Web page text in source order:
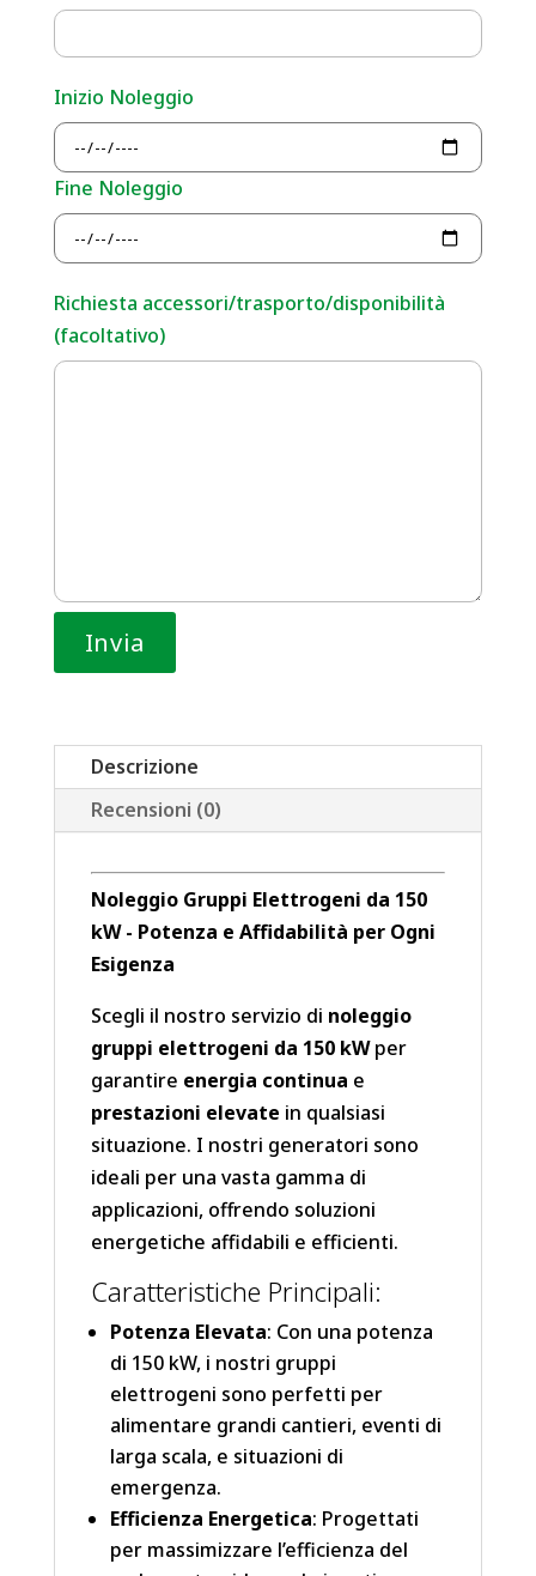
Inizio Noleggio
Fine Noleggio
Richiesta accessori/trasporto/disponibilità
(facoltativo)
Descrizione
Recensioni (0)
Noleggio Gruppi Elettrogeni da 150
kW - Potenza e Affidabilità per Ogni
Esigenza
Scegli il nostro servizio di noleggio
gruppi elettrogeni da 150 kWper
garantire energia continua e
prestazioni elevate in qualsiasi
situazione. I nostri generatori sono
ideali per una vasta gamma di
applicazioni, offrendo soluzioni
energetiche affidabili e efficienti.
Caratteristiche Principali:
Potenza Elevata: Con una potenza
di 150 kW, i nostri gruppi
elettrogeni sono perfetti per
alimentare grandi cantieri, eventi di
larga scala, e situazioni di
emergenza.
Efficienza Energetica: Progettati
per massimizzare l’efficienza del